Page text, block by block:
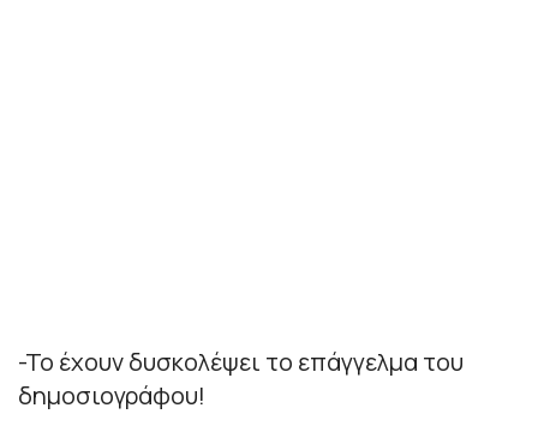
-To έχουν δυσκολέψει το επάγγελμα του
δημοσιογράφου!